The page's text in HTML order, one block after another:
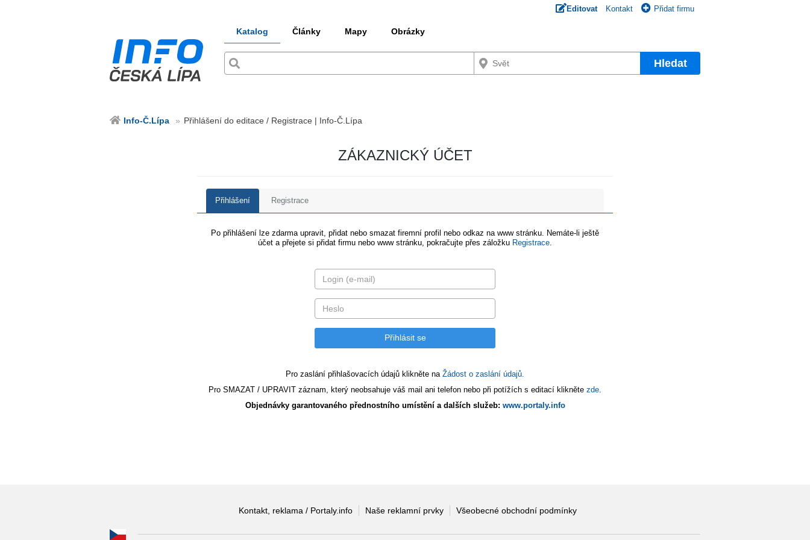
Editovat Kontakt Přidat firmu
Katalog Články Mapy Obrázky
Hledat
Info-Č.Lípa Přihlášení do editace / Registrace | Info-Č.Lípa
ZÁKAZNICKÝ ÚČET
Přihlášení Registrace
Po přihlášení lze zdarma upravit, přidat nebo smazat firemní profil nebo odkaz na www stránku. Nemáte-li ještě
účet a přejete si přidat firmu nebo www stránku, pokračujte přes záložku Registrace
Pro zaslání přihlašovacích údajů klikněte na Žádost o zaslání údajů.
Pro SMAZAT / UPRAVIT záznam, který neobsahuje váš mail ani telefon nebo při potížích s editací klikněte zde
Objednávky garantovaného přednostního umístění a dalších služeb: www.portaly.info
Kontakt, reklama / Portaly.info Naše reklamní prvky Všeobecné obchodní podmínky